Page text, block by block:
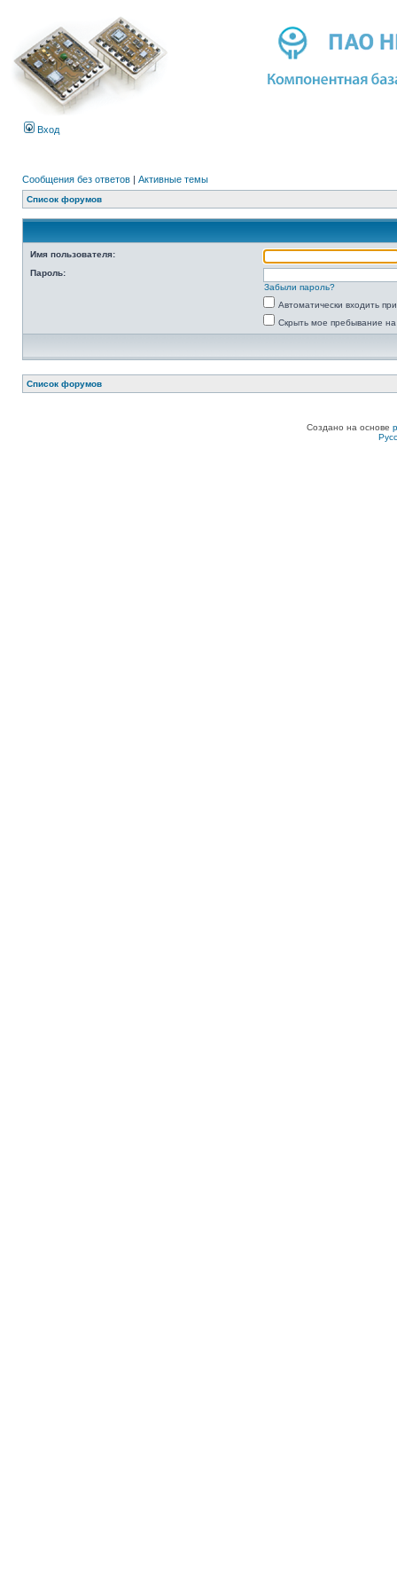
Вход
Сообщения без ответов | Активные темы
Список форумов
Имя пользователя:
Пароль:
Забыли пароль?
Автоматически входить
Скрыть мое пребывание
Список форумов
Создано на основе